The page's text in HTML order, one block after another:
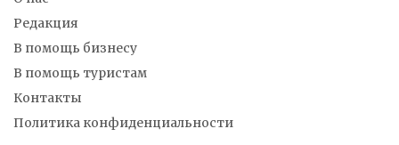
Редакция
В помощь бизнесу
В помощь туристам
Контакты
Политика конфиденциальности